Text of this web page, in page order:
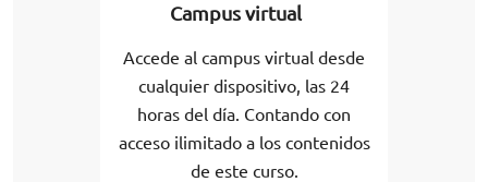
Campus virtual
Accede al campus virtual desde
cualquier dispositivo, las 24
horas del día. Contando con
acceso ilimitado a los contenidos
de este curso.